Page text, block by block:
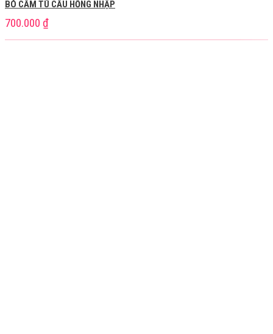
BÓ CẨM TÚ CẦU HỒNG NHẬP
700.000 ₫